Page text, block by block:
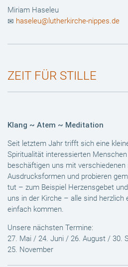
Miriam Haseleu
haseleu@lutherkirche-nippes.de
ZEIT FÜR STILLE
Klang ~ Atem ~ Meditation
Seit letztem Jahr trifft sich eine
Spiritualität interessierten
beschäftigen uns mit verschiedenen
Ausdrucksformen und probieren
tut – zum Beispiel Herzensgebet
uns in der Kirche – alle sind herzlich
einfach kommen.
Unsere nächsten Termine:
27. Mai / 24. Juni / 26. August / 30.
25. November